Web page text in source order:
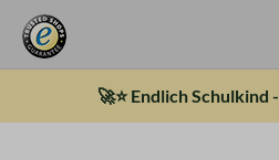
🚀⭐ Endlich Schulkind -